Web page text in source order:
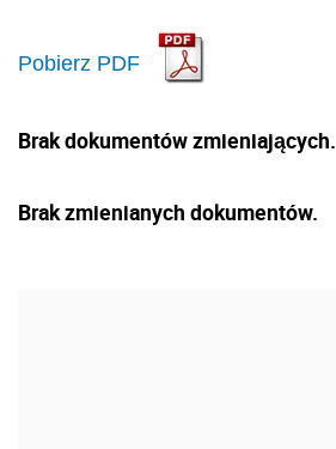
Pobierz PDF
Brak dokumentów zmieniających.
Brak zmienianych dokumentów.